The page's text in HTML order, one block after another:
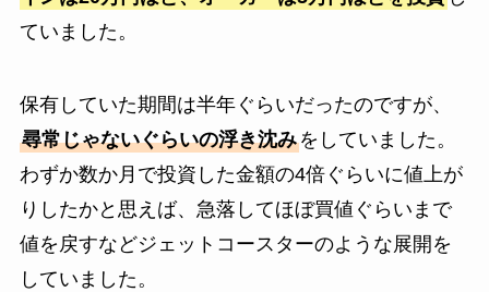
ていました。
保有していた期間は半年ぐらいだったのですが、
尋常じゃないぐらいの浮き沈みをしていました。
わずか数か月で投資した金額の4倍ぐらいに値上が
りしたかと思えば、急落してほぼ買値ぐらいまで
値を戻すなどジェットコースターのような展開を
していました。